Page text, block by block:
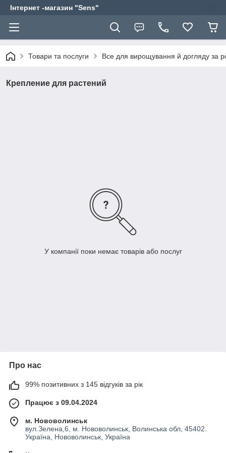
Інтернет -магазин "Sens"
Товари та послуги Все для вирощування й догляду за
Крепление для растений
У компанії поки немає товарів або послуг
Про нас
99% позитивних з 145 відгуків за рік
Працює з 09.04.2024
м. Нововолинськ
вул.Зелена,6, м. Нововолинськ, Волинська обл, 45402.
Україна, Нововолинськ, Україна